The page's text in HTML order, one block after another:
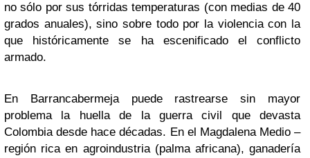
no sólo por sus tórridas temperaturas (con medias de 40
grados anuales), sino sobre todo por la violencia con la
que históricamente se ha escenificado el conflicto
armado.
En Barrancabermeja puede rastrearse sin mayor
problema la huella de la guerra civil que devasta
Colombia desde hace décadas. En el Magdalena Medio –
región rica en agroindustria (palma africana), ganadería